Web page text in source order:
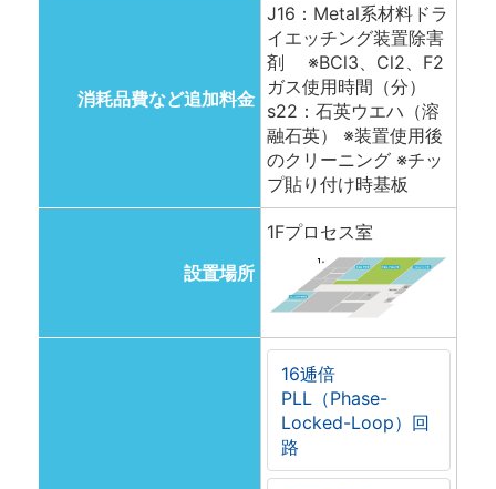
消耗品費など追加料金
J16：Metal系材料ドラ
イエッチング装置除害
剤 ※BCl3、Cl2、F2
ガス使用時間（分）
s22：石英ウエハ（溶
融石英） ※装置使用後
のクリーニング ※チッ
プ貼り付け時基板
設置場所
1Fプロセス室
16逓倍
PLL（Phase-
Locked-Loop）回
路